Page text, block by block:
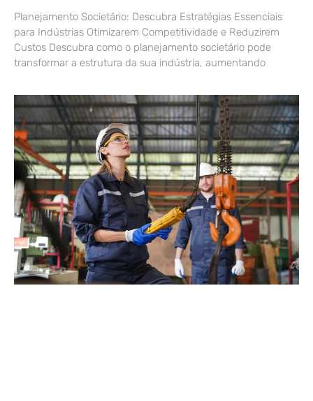
Planejamento Societário: Descubra Estratégias Essenciais
para Indústrias Otimizarem Competitividade e Reduzirem
Custos Descubra como o planejamento societário pode
transformar a estrutura da sua indústria, aumentando